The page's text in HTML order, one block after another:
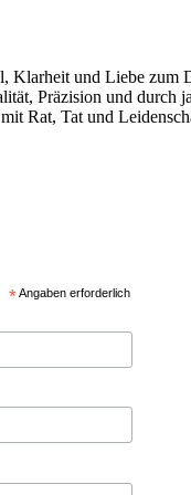
und Liebe
Präzision und
Rat, Tat und
*Angaben erforderlich